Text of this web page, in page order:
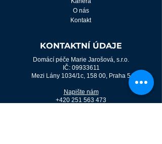
O nás
Kontakt
KONTAKTNÍ ÚDAJE
Domácí péče Marie Jarošová, s.r.o.
IČ: 09933611
Mezi Lány 1034/1c, 158 00, Praha 5
Napište nám
+420 251 563 473